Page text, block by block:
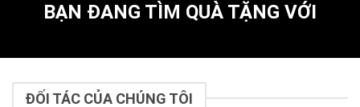
BẠN ĐANG TÌM QUÀ TẶNG VỚI
ĐỐI TÁC CỦA CHÚNG TÔI